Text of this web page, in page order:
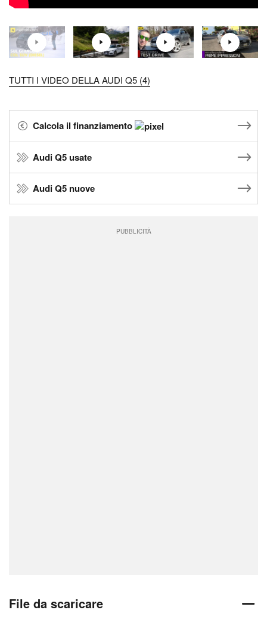
TUTTI I VIDEO DELLA AUDI Q5 (4)
Calcola il finanziamento
Audi Q5 usate
Audi Q5 nuove
PUBBLICITÀ
File da scaricare